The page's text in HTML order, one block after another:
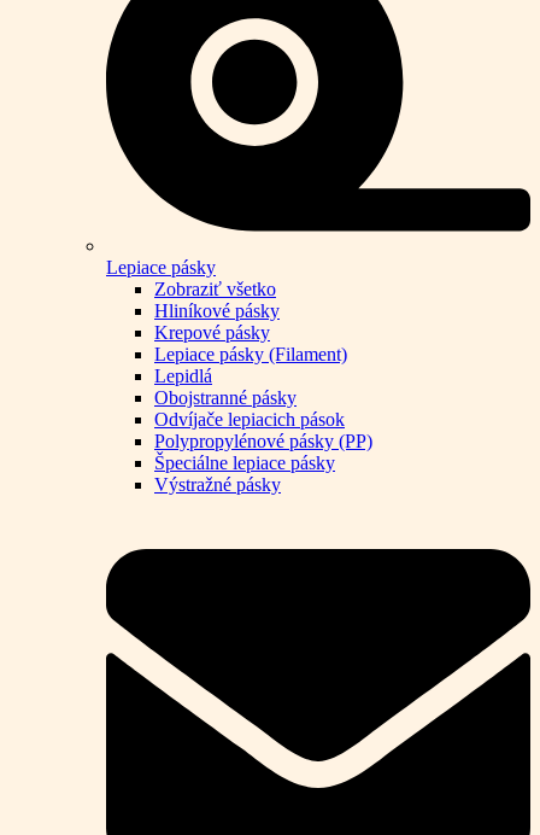
Lepiace pásky
Zobraziť všetko
Hliníkové pásky
Krepové pásky
Lepiace pásky (Filament)
Lepidlá
Obojstranné pásky
Odvíjače lepiacich pások
Polypropylénové pásky (PP)
Špeciálne lepiace pásky
Výstražné pásky